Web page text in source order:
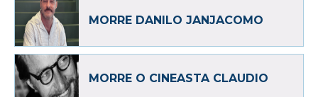
MORRE DANILO JANJACOMO
MORRE O CINEASTA CLAUDIO